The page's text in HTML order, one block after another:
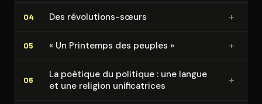
04 Des révolutions-sœurs +
05 « Un Printemps des peuples » +
06
La poétique du politique : une langue
et une religion uni­fi­ca­trices
+